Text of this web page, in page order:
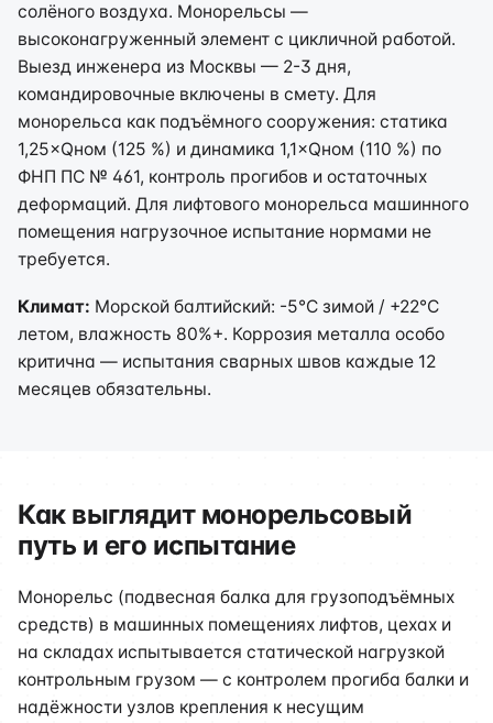
солёного воздуха. Монорельсы —
высоконагруженный элемент с цикличной работой.
Выезд инженера из Москвы — 2-3 дня,
командировочные включены в смету. Для
монорельса как подъёмного сооружения: статика
1,25×Qном (125 %) и динамика 1,1×Qном (110 %) по
ФНП ПС № 461, контроль прогибов и остаточных
деформаций. Для лифтового монорельса машинного
помещения нагрузочное испытание нормами не
требуется.
Климат: Морской балтийский: -5°C зимой / +22°C
летом, влажность 80%+. Коррозия металла особо
критична — испытания сварных швов каждые 12
месяцев обязательны.
Как выглядит монорельсовый
путь и его испытание
Монорельс (подвесная балка для грузоподъёмных
средств) в машинных помещениях лифтов, цехах и
на складах испытывается статической нагрузкой
контрольным грузом — с контролем прогиба балки и
надёжности узлов крепления к несущим